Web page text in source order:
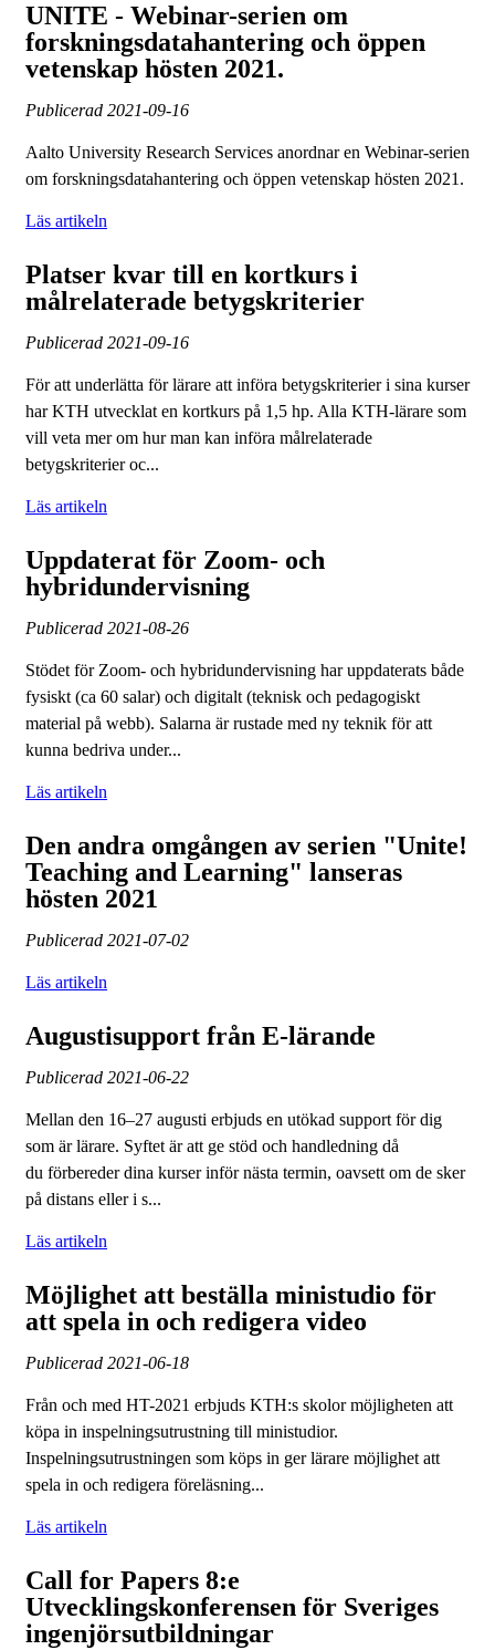
UNITE - Webinar-serien om
forskningsdatahantering och öppen
vetenskap hösten 2021.
Publicerad 2021-09-16
Aalto University Research Services anordnar en Webinar-serien
om forskningsdatahantering och öppen vetenskap hösten 2021.
Läs artikeln
Platser kvar till en kortkurs i
målrelaterade betygskriterier
Publicerad 2021-09-16
För att underlätta för lärare att införa betygskriterier i sina kurser
har KTH utvecklat en kortkurs på 1,5 hp. Alla KTH-lärare som
vill veta mer om hur man kan införa målrelaterade
betygskriterier oc...
Läs artikeln
Uppdaterat för Zoom- och
hybridundervisning
Publicerad 2021-08-26
Stödet för Zoom- och hybridundervisning har uppdaterats både
fysiskt (ca 60 salar) och digitalt (teknisk och pedagogiskt
material på webb). Salarna är rustade med ny teknik för att
kunna bedriva under...
Läs artikeln
Den andra omgången av serien "Unite!
Teaching and Learning" lanseras
hösten 2021
Publicerad 2021-07-02
Läs artikeln
Augustisupport från E-lärande
Publicerad 2021-06-22
Mellan den 16–27 augusti erbjuds en utökad support för dig
som är lärare. Syftet är att ge stöd och handledning då
du förbereder dina kurser inför nästa termin, oavsett om de sker
på distans eller i s...
Läs artikeln
Möjlighet att beställa ministudio för
att spela in och redigera video
Publicerad 2021-06-18
Från och med HT-2021 erbjuds KTH:s skolor möjligheten att
köpa in inspelningsutrustning till ministudior.
Inspelningsutrustningen som köps in ger lärare möjlighet att
spela in och redigera föreläsning...
Läs artikeln
Call for Papers 8:e
Utvecklingskonferensen för Sveriges
ingenjörsutbildningar